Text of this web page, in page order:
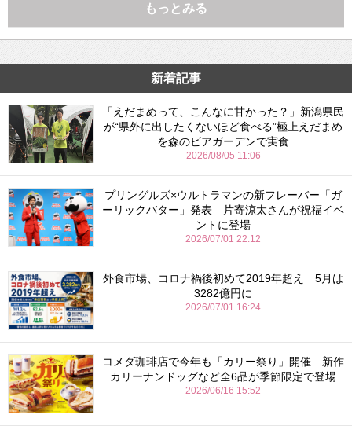
もっとみる
新着記事
「えだまめって、こんなに甘かった？」新潟県民
が“県外に出したくないほど食べる”極上えだまめ
を森のビアガーデンで実食
2026/08/05 11:06
プリングルズ×ウルトラマンの新フレーバー「ガ
ーリックバター」発表 片寄涼太さんが祝福イベ
ントに登場
2026/07/01 22:12
外食市場、コロナ禍後初めて2019年超え 5月は
3282億円に
2026/07/01 16:24
コメダ珈琲店で今年も「カリー祭り」開催 新作
カリーナンドッグなど全6品が季節限定で登場
2026/06/16 15:52